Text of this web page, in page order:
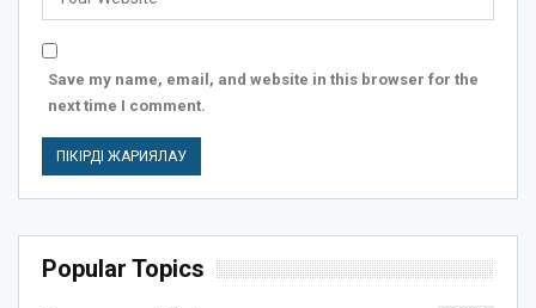
Save my name, email, and website in this browser for the
next time I comment.
Popular Topics